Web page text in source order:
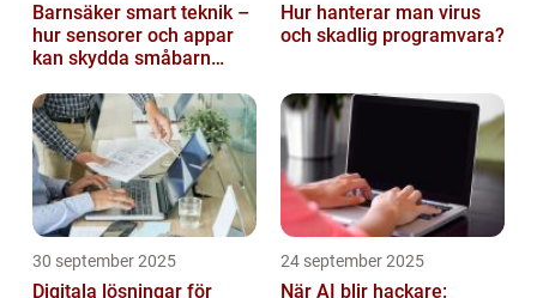
Barnsäker smart teknik –
hur sensorer och appar
kan skydda småbarn
Hur hanterar man virus
och skadlig programvara?
30 september 2025
Digitala lösningar för
24 september 2025
När AI blir hackare: